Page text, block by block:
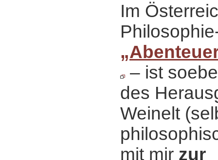
Im
‒ ist
des
Weinelt
mit mir zur